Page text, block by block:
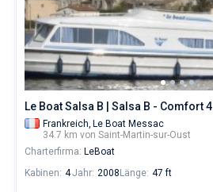
Le Boat Salsa B | Salsa B - Comfort 4
Frankreich, Le Boat Messac
34.7 km von Saint-Martin-sur-Oust
Charterfirma: LeBoat
Kabinen: 4Jahr: 2008 Länge: 47 ft